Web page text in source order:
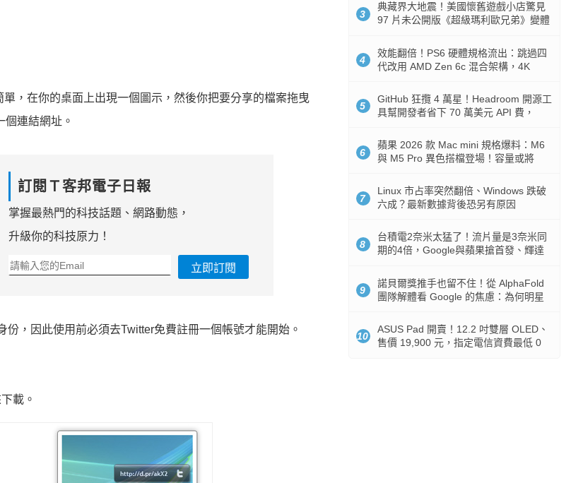
，在你的桌面上出現一個圖示，然後你把要分享的檔案拖曳
連結網址。
訂閱Ｔ客邦電子日報
掌握最熱門的科技話題、網路動態，
升級你的科技原力！
立即訂閱
，因此使用前必須去Twitter免費註冊一個帳號才能開始。
載。
3
典藏界大地震！美國懷舊遊戲小店驚見
97 片未公開版《超級瑪利歐兄弟》變體
4
效能翻倍！PS6 硬體規格流出：跳過四
代改用 AMD Zen 6c 混合架構，4K
5
GitHub 狂攬 4 萬星！Headroom 開源工
具幫開發者省下 70 萬美元 API 費，
6
蘋果 2026 款 Mac mini 規格爆料：M6
與 M5 Pro 異色搭檔登場！容量或將
7
Linux 市占率突然翻倍、Windows 跌破
六成？最新數據背後恐另有原因
8
台積電2奈米太猛了！流片量是3奈米同
期的4倍，Google與蘋果搶首發、輝達
9
諾貝爾獎推手也留不住！從 AlphaFold
團隊解體看 Google 的焦慮：為何明星
10
ASUS Pad 開賣！12.2 吋雙層 OLED、
售價 19,900 元，指定電信資費最低 0